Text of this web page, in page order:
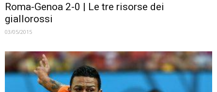
Roma-Genoa 2-0 | Le tre risorse dei
giallorossi
03/05/2015